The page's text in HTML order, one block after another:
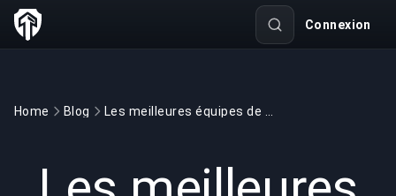
Connexion
Home Blog